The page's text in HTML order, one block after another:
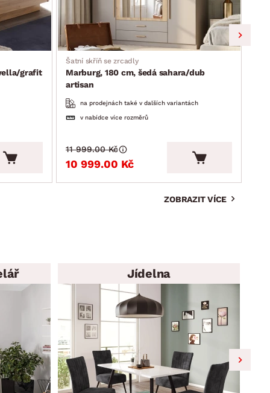
grafit
Šatní skříň se zrcadly
Marburg, 180 cm, šedá sahara/dub
artisan
na prodejnách také v dalších variantách
v nabídce více rozměrů
10 999.00 Kč
11 999.00 Kč
ZOBRAZIT VÍCE
Jídelna